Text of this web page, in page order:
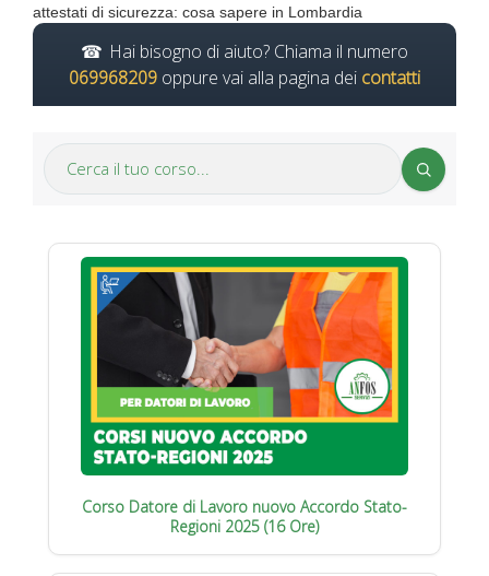
attestati di sicurezza: cosa sapere in Lombardia
Hai bisogno di aiuto? Chiama il numero
069968209 oppure vai alla pagina dei contatti
Corso Datore di Lavoro nuovo Accordo Stato-
Regioni 2025 (16 Ore)